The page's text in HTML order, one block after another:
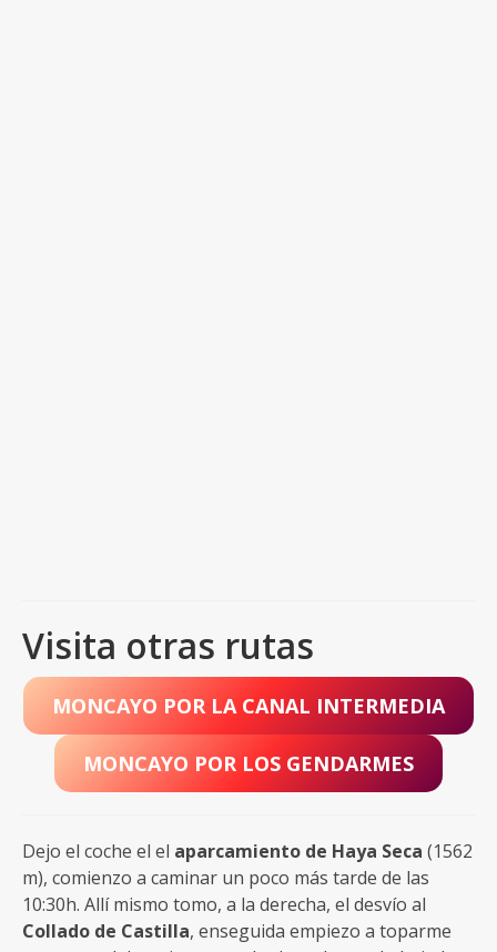
Visita otras rutas
MONCAYO POR LA CANAL INTERMEDIA
MONCAYO POR LOS GENDARMES
Dejo el coche el el aparcamiento de Haya Seca (1562
m), comienzo a caminar un poco más tarde de las
10:30h. Allí mismo tomo, a la derecha, el desvío al
Collado de Castilla, enseguida empiezo a toparme